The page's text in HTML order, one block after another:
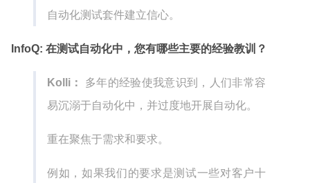
自动化测试套件建立信心。
InfoQ: 在测试自动化中，您有哪些主要的经验教训？
Kolli：
多年的经验使我意识到，人们非常容
易沉溺于自动化中，并过度地开展自动化。
重在聚焦于需求和要求。
例如，如果我们的要求是测试一些对客户十